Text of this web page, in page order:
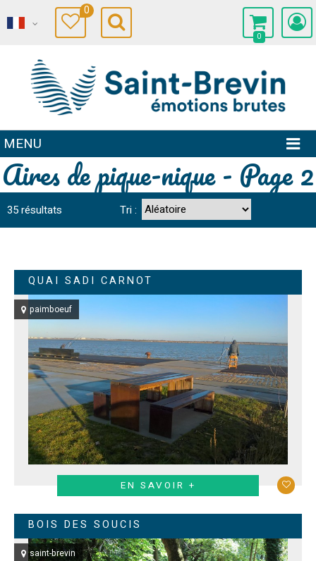
0
0
MENU
Aires de pique-nique - Page 2
35résultats Tri :
QUAI SADI CARNOT
paimboeuf
EN SAVOIR +
BOIS DES SOUCIS
saint-brevin